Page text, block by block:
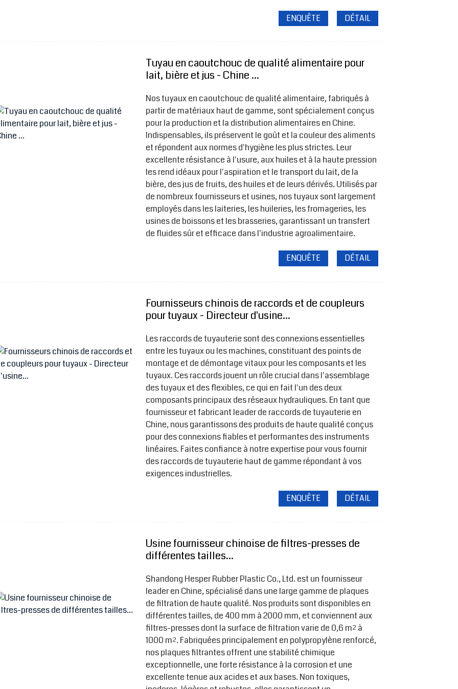
ENQUÊTE DÉTAIL
Tuyau en caoutchouc de qualité alimentaire pour
lait, bière et jus - Chine ...
Nos tuyaux en caoutchouc de qualité alimentaire, fabriqués à
partir de matériaux haut de gamme, sont spécialement conçus
pour la production et la distribution alimentaires en Chine.
Indispensables, ils préservent le goût et la couleur des aliments
et répondent aux normes d'hygiène les plus strictes. Leur
excellente résistance à l'usure, aux huiles et à la haute pression
les rend idéaux pour l'aspiration et le transport du lait, de la
bière, des jus de fruits, des huiles et de leurs dérivés. Utilisés par
de nombreux fournisseurs et usines, nos tuyaux sont largement
employés dans les laiteries, les huileries, les fromageries, les
usines de boissons et les brasseries, garantissant un transfert
de fluides sûr et efficace dans l'industrie agroalimentaire.
ENQUÊTE DÉTAIL
Fournisseurs chinois de raccords et de coupleurs
pour tuyaux - Directeur d'usine...
Les raccords de tuyauterie sont des connexions essentielles
entre les tuyaux ou les machines, constituant des points de
montage et de démontage vitaux pour les composants et les
tuyaux. Ces raccords jouent un rôle crucial dans l'assemblage
des tuyaux et des flexibles, ce qui en fait l'un des deux
composants principaux des réseaux hydrauliques. En tant que
fournisseur et fabricant leader de raccords de tuyauterie en
Chine, nous garantissons des produits de haute qualité conçus
pour des connexions fiables et performantes des instruments
linéaires. Faites confiance à notre expertise pour vous fournir
des raccords de tuyauterie haut de gamme répondant à vos
exigences industrielles.
ENQUÊTE DÉTAIL
Usine fournisseur chinoise de filtres-presses de
différentes tailles...
Shandong Hesper Rubber Plastic Co., Ltd. est un fournisseur
leader en Chine, spécialisé dans une large gamme de plaques
de filtration de haute qualité. Nos produits sont disponibles en
différentes tailles, de 400 mm à 2000 mm, et conviennent aux
filtres-presses dont la surface de filtration varie de 0,6 m² à
1000 m². Fabriquées principalement en polypropylène renforcé,
nos plaques filtrantes offrent une stabilité chimique
exceptionnelle, une forte résistance à la corrosion et une
excellente tenue aux acides et aux bases. Non toxiques,